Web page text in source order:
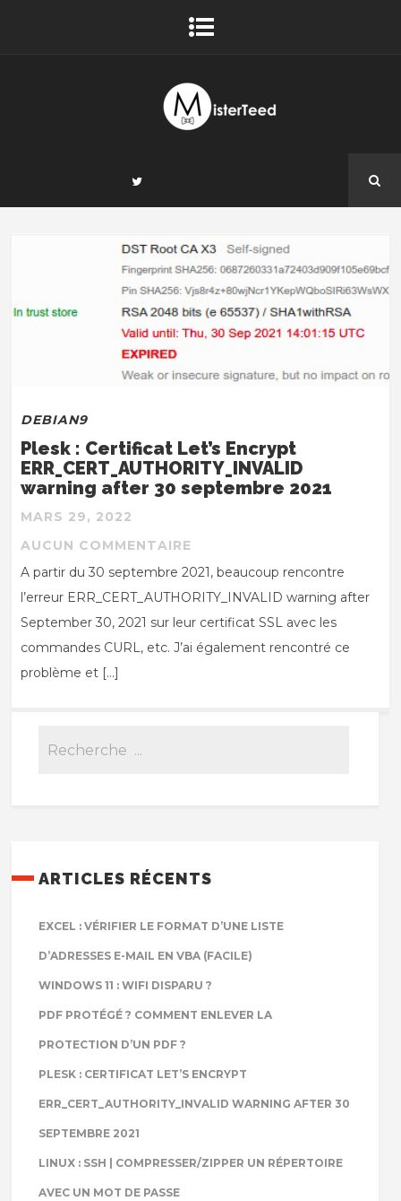
DEBIAN9
Plesk : Certificat Let’s Encrypt
ERR_CERT_AUTHORITY_INVALID
warning after 30 septembre 2021
MARS 29, 2022
AUCUN COMMENTAIRE
A partir du 30 septembre 2021, beaucoup rencontre
l’erreur ERR_CERT_AUTHORITY_INVALID warning after
September 30, 2021 sur leur certificat SSL avec les
commandes CURL, etc. J’ai également rencontré ce
problème et […]
ARTICLES RÉCENTS
EXCEL : VÉRIFIER LE FORMAT D’UNE LISTE
D’ADRESSES E-MAIL EN VBA (FACILE)
WINDOWS 11 : WIFI DISPARU ?
PDF PROTÉGÉ ? COMMENT ENLEVER LA
PROTECTION D’UN PDF ?
PLESK : CERTIFICAT LET’S ENCRYPT
ERR_CERT_AUTHORITY_INVALID WARNING AFTER 30
SEPTEMBRE 2021
LINUX : SSH | COMPRESSER/ZIPPER UN RÉPERTOIRE
AVEC UN MOT DE PASSE